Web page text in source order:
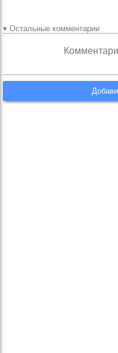
▾ Остальные комментарии